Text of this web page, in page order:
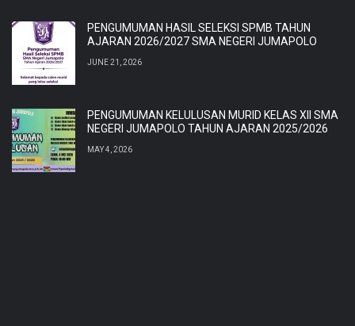
PENGUMUMAN HASIL SELEKSI SPMB TAHUN
AJARAN 2026/2027 SMA NEGERI JUMAPOLO
JUNE 21, 2026
PENGUMUMAN KELULUSAN MURID KELAS XII SMA
NEGERI JUMAPOLO TAHUN AJARAN 2025/2026
MAY 4, 2026